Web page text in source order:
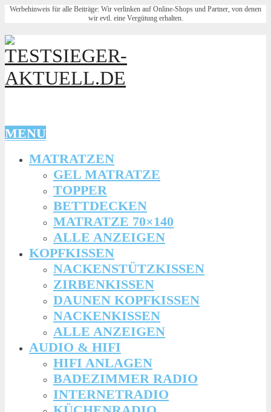
Werbehinweis für alle Beiträge: Wir verlinken auf Online-Shops und Partner, von denen
wir evtl. eine Vergütung erhalten.
MENU
MATRATZEN
GEL MATRATZE
TOPPER
BETTDECKEN
MATRATZE 70×140
ALLE ANZEIGEN
KOPFKISSEN
NACKENSTÜTZKISSEN
ZIRBENKISSEN
DAUNEN KOPFKISSEN
NACKENKISSEN
ALLE ANZEIGEN
AUDIO & HIFI
HIFI ANLAGEN
BADEZIMMER RADIO
INTERNETRADIO